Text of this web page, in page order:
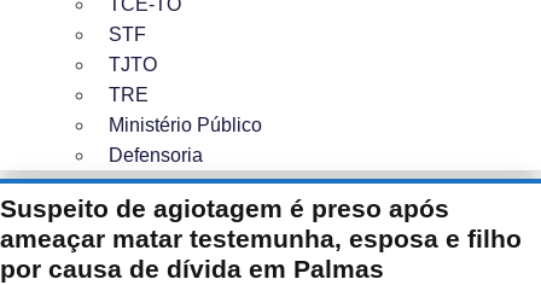
TCE-TO
STF
TJTO
TRE
Ministério Público
Defensoria
Suspeito de agiotagem é preso após
ameaçar matar testemunha, esposa e filho
por causa de dívida em Palmas